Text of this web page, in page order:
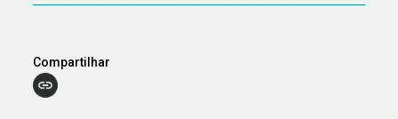
Compartilhar